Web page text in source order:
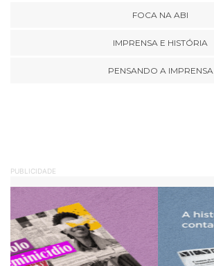
FOCA NA ABI
IMPRENSA E HISTÓRIA
PENSANDO A IMPRENSA
PUBLICIDADE